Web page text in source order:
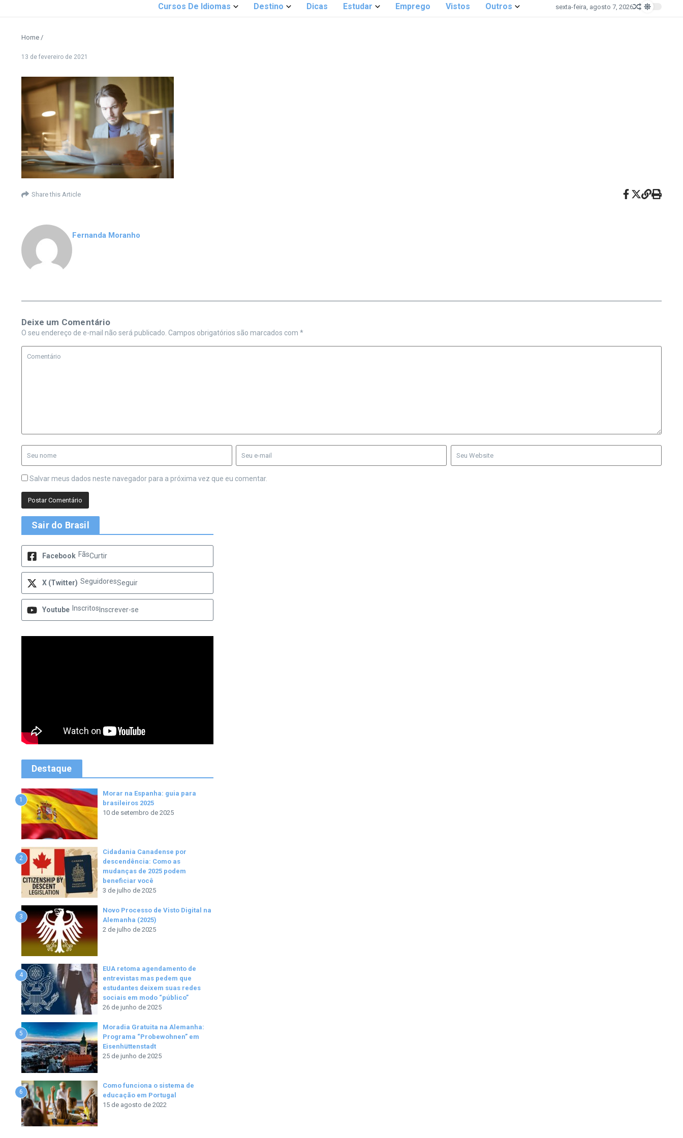
Cursos De Idiomas Destino Dicas Estudar Emprego Vistos Outros sexta-feira, agosto 7, 2026
Home /
13 de fevereiro de 2021
Share this Article
Fernanda Moranho
Deixe um Comentário
O seu endereço de e-mail não será publicado. Campos obrigatórios são marcados com *
Salvar meus dados neste navegador para a próxima vez que eu comentar.
Sair do Brasil
Facebook FãsCurtir
X (Twitter) SeguidoresSeguir
Youtube Inscritos Inscrever-se
Destaque
1
Morar na Espanha: guia para
brasileiros 2025
10 de setembro de 2025
2
Cidadania Canadense por
descendência: Como as
mudanças de 2025 podem
beneficiar você
3 de julho de 2025
3
Novo Processo de Visto Digital na
Alemanha (2025)
2 de julho de 2025
4
EUA retoma agendamento de
entrevistas mas pedem que
estudantes deixem suas redes
sociais em modo “público”
26 de junho de 2025
5
Moradia Gratuita na Alemanha:
Programa “Probewohnen” em
Eisenhüttenstadt
25 de junho de 2025
6
Como funciona o sistema de
educação em Portugal
15 de agosto de 2022